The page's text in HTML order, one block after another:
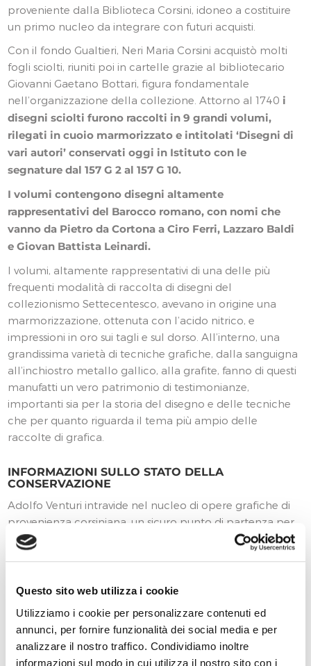
Questo sito web utilizza i cookie
Utilizziamo i cookie per personalizzare contenuti ed
annunci, per fornire funzionalità dei social media e per
analizzare il nostro traffico. Condividiamo inoltre
informazioni sul modo in cui utilizza il nostro sito con i
proveniente dalla Biblioteca Corsini, idoneo a costituire
un primo nucleo da integrare con futuri acquisti.
Con il fondo Gualtieri, Neri Maria Corsini acquistò molti
fogli sciolti, riuniti poi in cartelle grazie al bibliotecario
Giovanni Gaetano Bottari, figura fondamentale
nell’organizzazione della collezione. Attorno al 1740 i
disegni sciolti furono raccolti in 9 grandi volumi,
rilegati in cuoio marmorizzato e intitolati ‘Disegni di
vari autori’ conservati oggi in Istituto con le
segnature dal 157 G 2 al 157 G 10.
I volumi contengono disegni altamente
rappresentativi del Barocco romano, con nomi che
vanno da Pietro da Cortona a Ciro Ferri, Lazzaro Baldi
e Giovan Battista Leinardi.
I volumi, altamente rappresentativi di una delle più
frequenti modalità di raccolta di disegni del
collezionismo Settecentesco, avevano in origine una
marmorizzazione, ottenuta con l’acido nitrico, e
impressioni in oro sui tagli e sul dorso. All’interno, una
grandissima varietà di tecniche grafiche, dalla sanguigna
all’inchiostro metallo gallico, alla grafite, fanno di questi
manufatti un vero patrimonio di testimonianze,
importanti sia per la storia del disegno e delle tecniche
che per quanto riguarda il tema più ampio delle
raccolte di grafica.
INFORMAZIONI SULLO STATO DELLA
CONSERVAZIONE
Adolfo Venturi intravide nel nucleo di opere grafiche di
provenienza corsiniana, un sicuro punto di partenza per
fare del Gabinetto delle stampe il primo esempio di
‘musealizzazione pubblica’ di una raccolta di grafica
Allo scopo di impartire un nuovo ordinamento, e di dare
disegni furono distaccati senza particolari precauzioni
per le carte che componevano l’album, e posti in